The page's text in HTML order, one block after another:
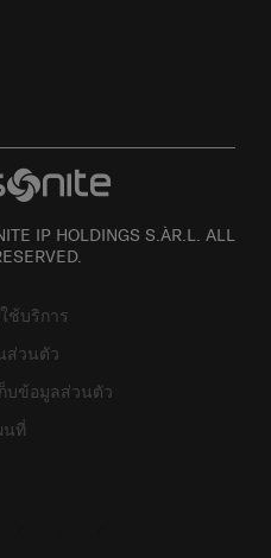
IP HOLDINGS S.ÀR.L. ALL
ช้บริการ
ส่วนตัว
บข้อมูลส่วนตัว
นที่